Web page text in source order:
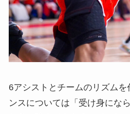
6アシストとチームのリズム
ンスについては「受け身にな